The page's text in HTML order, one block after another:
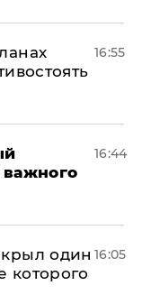
16:55
важного
16:44
один
которого
16:05